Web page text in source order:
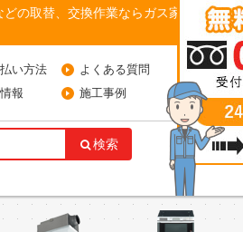
の取替、交換作業ならガス家
い方法
よくある質問
報 施工事例
検索